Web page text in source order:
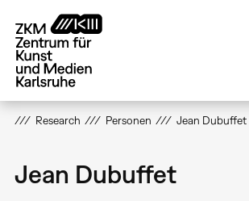
zum
Inhalt
Research Personen Jean Dubuffet
Jean Dubuffet